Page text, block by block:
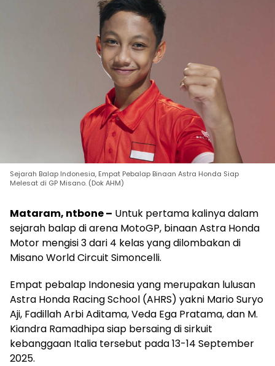
Sejarah Balap Indonesia, Empat Pebalap Binaan Astra Honda Siap
Melesat di GP Misano. (Dok AHM)
Mataram, ntbone – Untuk pertama kalinya dalam
sejarah balap di arena MotoGP, binaan Astra Honda
Motor mengisi 3 dari 4 kelas yang dilombakan di
Misano World Circuit Simoncelli.
Empat pebalap Indonesia yang merupakan lulusan
Astra Honda Racing School (AHRS) yakni Mario Suryo
Aji, Fadillah Arbi Aditama, Veda Ega Pratama, dan M.
Kiandra Ramadhipa siap bersaing di sirkuit
kebanggaan Italia tersebut pada 13-14 September
2025.